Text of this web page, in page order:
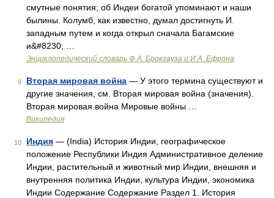
смутные понятия; об Индеи богатой упоминают и наши
былины. Колумб, как известно, думал достигнуть И.
западным путем и когда открыл сначала Багамские
и&#8230; …
Энциклопедический словарь Ф.А. Брокгауза и И.А. Ефрона
9 Вторая мировая война — У этого термина существуют и
другие значения, см. Вторая мировая война (значения).
Вторая мировая война Мировые войны …
Википедия
10 Индия — (India) История Индии, географическое
положение Республики Индия Административное деление
Индии, растительный и животный мир Индии, внешняя и
внутренняя политика Индии, культура Индии, экономика
Индии Содержание Содержание Раздел 1. История